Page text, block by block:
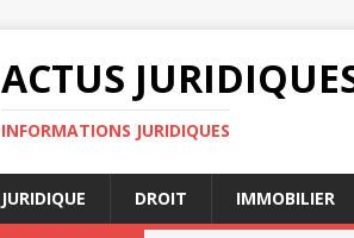
ACTUS
INFORMATIONS JURIDIQUES
JURIDIQUE DROIT IMMOBILIER